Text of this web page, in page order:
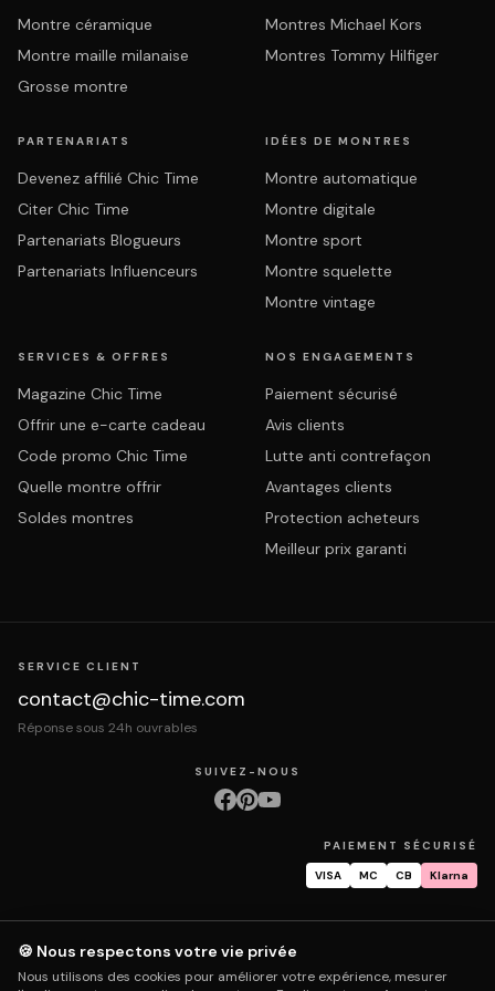
Montre céramique
Montre maille milanaise
Grosse montre
Montres Michael Kors
Montres Tommy Hilfiger
PARTENARIATS
Devenez affilié Chic Time
Citer Chic Time
Partenariats Blogueurs
Partenariats Influenceurs
IDÉES DE MONTRES
Montre automatique
Montre digitale
Montre sport
Montre squelette
Montre vintage
SERVICES & OFFRES
Magazine Chic Time
Offrir une e-carte cadeau
Code promo Chic Time
Quelle montre offrir
Soldes montres
NOS ENGAGEMENTS
Paiement sécurisé
Avis clients
Lutte anti contrefaçon
Avantages clients
Protection acheteurs
Meilleur prix garanti
SERVICE CLIENT
contact@chic-time.com
Réponse sous 24h ouvrables
SUIVEZ-NOUS
PAIEMENT SÉCURISÉ
VISA MC CB Klarna
À proposContactMentions légales CGVProtection des données
Retours & échangesDroit de rétractationLivraisonSuivi commande
🍪 Nous respectons votre vie privée
Nous utilisons des cookies pour améliorer votre expérience, mesurer